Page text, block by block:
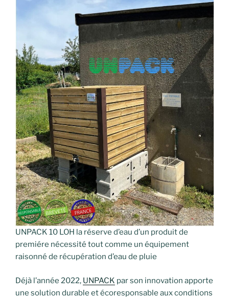
UNPACK 10 LOH la réserve d’eau d’un produit de
premiére nécessité tout comme un équipement
raisonné de récupération d’eau de pluie
Déjà l’année 2022, UNPACK par son innovation apporte
une solution durable et écoresponsable aux conditions